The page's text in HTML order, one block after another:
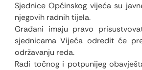
Sjednice Općinskog vijeća su
njegovih radnih tijela.
Građani imaju pravo
sjednicama Vijeća odredit će
održavanju reda.
Radi točnog i potpunijeg